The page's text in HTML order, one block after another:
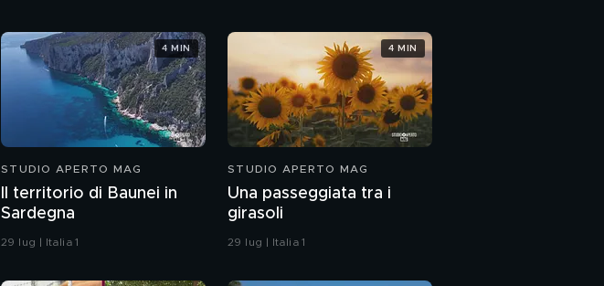
STUDIO APERTO MAG
Il territorio di Baunei in
Sardegna
29 lug | Italia 1
4 MIN
STUDIO APERTO MAG
Una passeggiata tra i
girasoli
29 lug | Italia 1
4 MIN